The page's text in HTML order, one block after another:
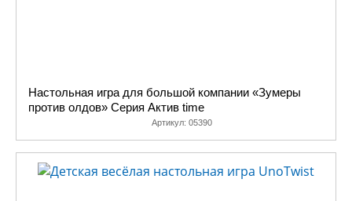
Настольная игра для большой компании «Зумеры
против олдов» Серия Актив time
Артикул: 05390